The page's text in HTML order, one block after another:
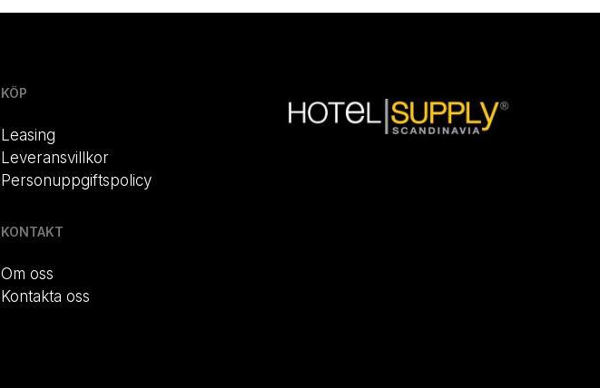
KÖP
Leasing
Leveransvillkor
Personuppgiftspolicy
KONTAKT
Om oss
Kontakta oss